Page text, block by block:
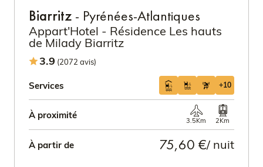
Biarritz - Pyrénées-Atlantiques
Appart'Hotel - Résidence Les hauts
de Milady Biarritz
3.9 (2072 avis)
Services +10
À proximité
3.5Km 2Km
À partir de 75,60 €/ nuit